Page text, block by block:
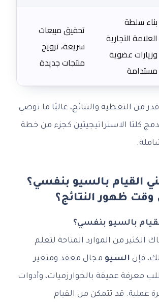
بناء سلطة
العلامة التجارية
وزيارات عضوية
مستدامة
تحقيق مبيعات
سريعة، ترويج
منتجات جديدة
من التغطية والنتائج، غالبًا ما توصي
كلتا الاستراتيجيتين كجزء من خطة
القيام بالسيو بنفسي؟
وقت ظهور النتائج؟
بالسيو بنفسي؟
الكثير من الموارد المتاحة لتعلم
فإن السيو مجال معقد ومتغير
معرفة عميقة بالخوارزميات، وأدوات
عملية. قد تتمكن من القيام